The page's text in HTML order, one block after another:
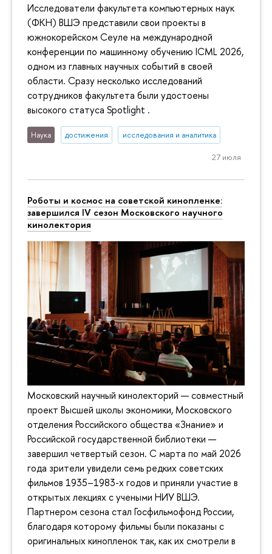
Исследователи факультета компьютерных наук
(ФКН) ВШЭ представили свои проекты в
южнокорейском Сеуле на международной
конференции по машинному обучению ICML 2026,
одном из главных научных событий в своей
области. Сразу несколько исследований
сотрудников факультета были удостоены
высокого статуса Spotlight .
Наука достижения исследования и аналитика
27 июля
Роботы и космос на советской кинопленке:
завершился IV сезон Московского научного
кинолектория
Московский научный кинолекторий — совместный
проект Высшей школы экономики, Московского
отделения Российского общества «Знание» и
Российской государственной библиотеки —
завершил четвертый сезон. С марта по май 2026
года зрители увидели семь редких советских
фильмов 1935–1983-х годов и приняли участие в
открытых лекциях с учеными НИУ ВШЭ.
Партнером сезона стал Госфильмофонд России,
благодаря которому фильмы были показаны с
оригинальных кинопленок так, как их смотрели в